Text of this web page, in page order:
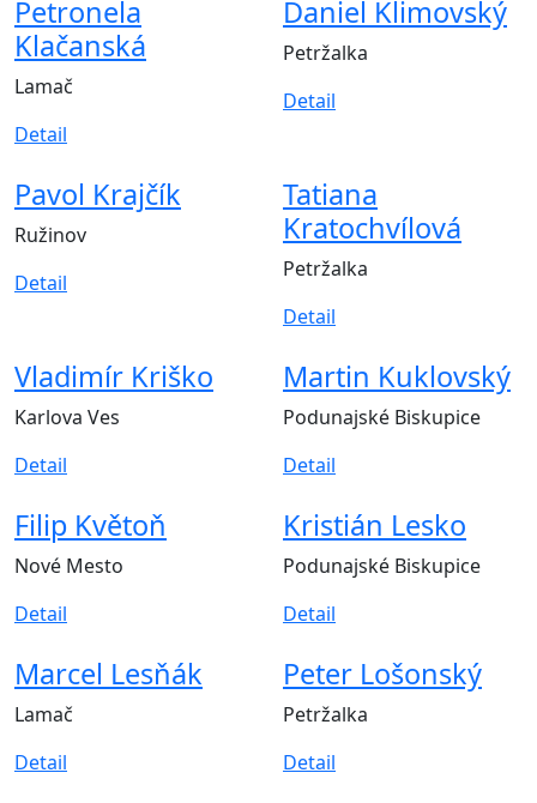
Petronela
Klačanská
Lamač
Detail
Daniel Klimovský
Petržalka
Detail
Pavol Krajčík
Ružinov
Detail
Tatiana
Kratochvílová
Petržalka
Detail
Vladimír Kriško
Karlova Ves
Detail
Martin Kuklovský
Podunajské Biskupice
Detail
Filip Květoň
Nové Mesto
Detail
Kristián Lesko
Podunajské Biskupice
Detail
Marcel Lesňák
Lamač
Detail
Peter Lošonský
Petržalka
Detail